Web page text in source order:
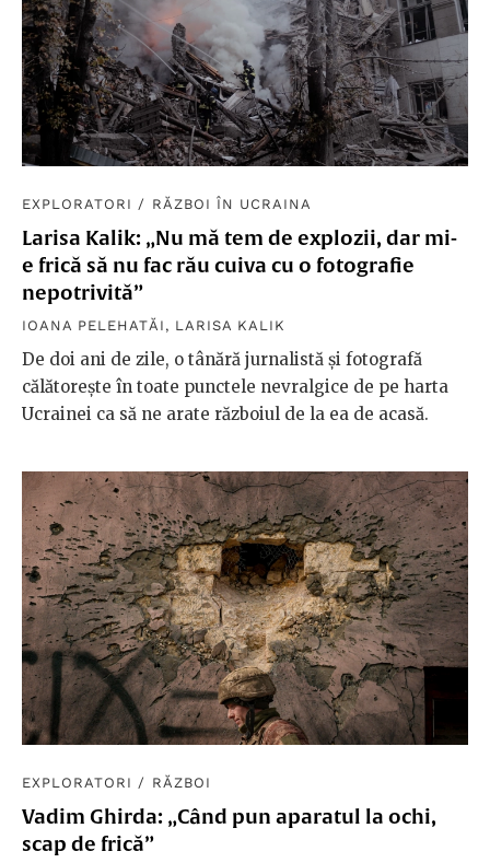
EXPLORATORI / RĂZBOI ÎN UCRAINA
Larisa Kalik: „Nu mă tem de explozii, dar mi-
e frică să nu fac rău cuiva cu o fotografie
nepotrivită”
IOANA PELEHATĂI , LARISA KALIK
De doi ani de zile, o tânără jurnalistă și fotografă
călătorește în toate punctele nevralgice de pe harta
Ucrainei ca să ne arate războiul de la ea de acasă.
EXPLORATORI / RĂZBOI
Vadim Ghirda: „Când pun aparatul la ochi,
scap de frică”